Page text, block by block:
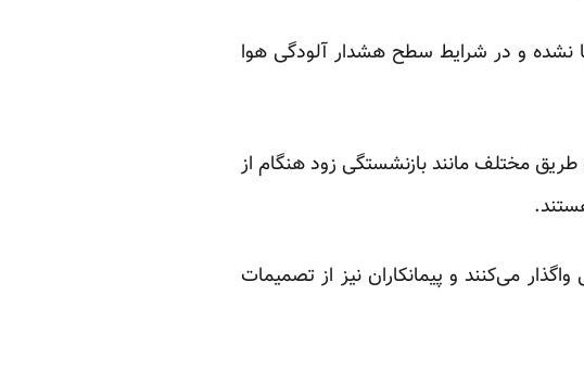
نشده و در شرایط سطح هشدار آلودگی هوا
مختلف مانند بازنشستگی زود هنگام از
می‌کنند و پیمانکاران نیز از تصمیمات